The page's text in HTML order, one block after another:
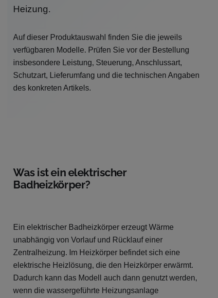
Heizung.
Auf dieser Produktauswahl finden Sie die jeweils
verfügbaren Modelle. Prüfen Sie vor der Bestellung
insbesondere Leistung, Steuerung, Anschlussart,
Schutzart, Lieferumfang und die technischen Angaben
des konkreten Artikels.
Was ist ein elektrischer
Badheizkörper?
Ein elektrischer Badheizkörper erzeugt Wärme
unabhängig von Vorlauf und Rücklauf einer
Zentralheizung. Im Heizkörper befindet sich eine
elektrische Heizlösung, die den Heizkörper erwärmt.
Dadurch kann das Modell auch dann genutzt werden,
wenn die wassergeführte Heizungsanlage